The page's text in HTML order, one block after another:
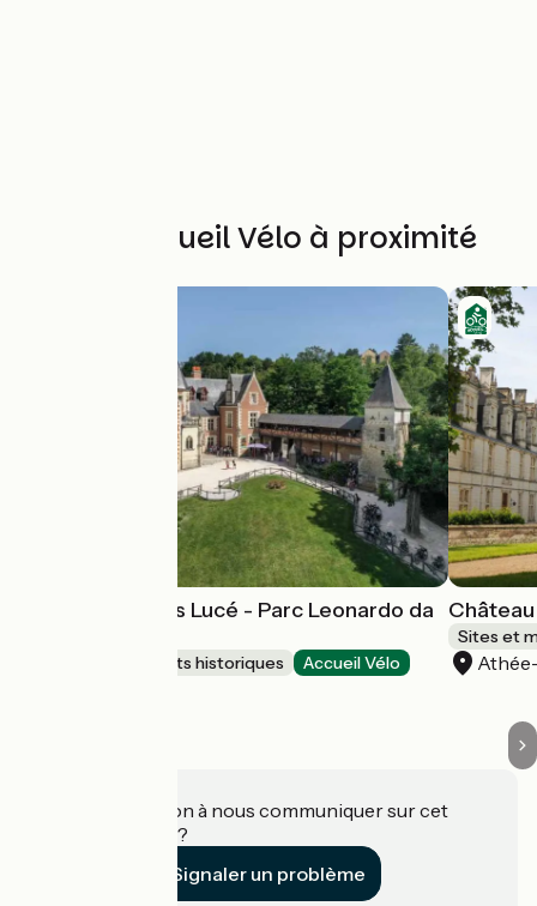
Autres Accueil Vélo à proximité
Château du Clos Lucé - Parc Leonardo da
Sites et monuments historiques Accueil Vélo
Sites et
Une information à nous communiquer sur cet
établissement ?
Signaler un problème